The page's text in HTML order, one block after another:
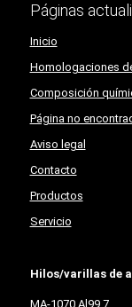
Páginas
Inicio
Homologaciones
Composición
Página no
Aviso legal
Contacto
Productos
Servicio
Hilos/varillas de
MA-1070 Al99,7